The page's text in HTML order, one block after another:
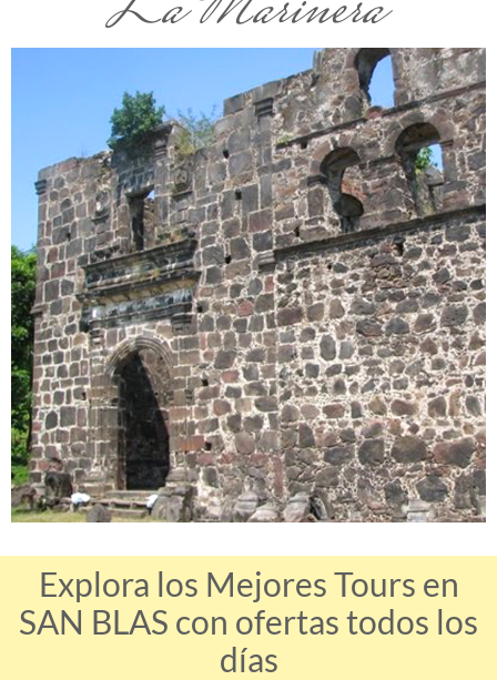
Explora los Mejores Tours en
SAN BLAS con ofertas todos los
días